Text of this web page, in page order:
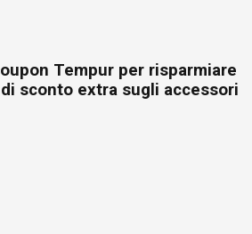
Tempur per risparmiare
sconto extra sugli accessori